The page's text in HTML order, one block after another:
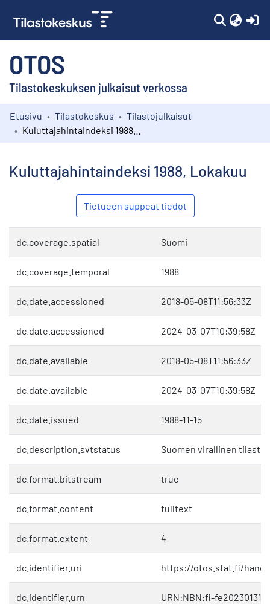
OTOS
Tilastokeskuksen julkaisut verkossa
Kokoelmat
Etusivu Tilastokeskus
Tilastojulkaisut
Kuluttajahintaindeksi 1988, Lokakuu
Tietueen suppeat tiedot
dc.coverage.spatial Suomi
dc.coverage.temporal 1988
dc.date.accessioned 2018-05-08T11:56:33Z
dc.date.accessioned 2024-03-07T10:39:58Z
dc.date.available 2018-05-08T11:56:33Z
dc.date.available 2024-03-07T10:39:58Z
dc.date.issued 1988-11-15
dc.description.svtstatus Suomen virallinen tilasto
dc.format.bitstream true
dc.format.content fulltext
dc.format.extent 4
dc.identifier.uri https://otos.stat.fi/
dc.identifier.urn URN:NBN:fi-